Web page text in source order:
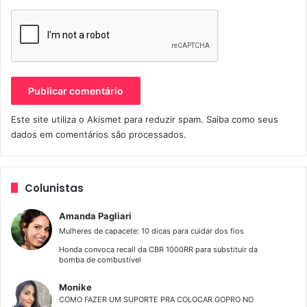
Foto Divulgação
MOTOR
Tipo de motor: 4 tempos, 2 cilindros, paralelos, 4 válvulas
Capacidade cúbica 321 cm3. Diâmetro x Curso 68mm x
Marcha lenta 1.350 rpm +/- 100. Capacidade de óleo
(total) 2,4 litros
COMBUSTÍVEL
Alimentação injeção eletrônica, gasolina, tanque de
combustível de 14 litros incluindo reserva.
ELETRÔNICA
Este site utiliza o Akismet para reduzir spam. Saiba como seus
dados em comentários são processados.
Colunistas
Amanda Pagliari
Mulheres de capacete: 10 dicas para cuidar dos fios
Honda convoca recall da CBR 1000RR para substituir da
bomba de combustível
Monike
COMO FAZER UM SUPORTE PRA COLOCAR GOPRO NO